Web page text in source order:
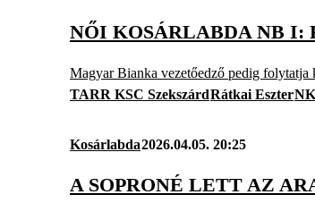
NŐI KOSÁRLABDA NB I:
Magyar Bianka vezetőedző pedig folytatja
TARR KSC SzekszárdRátkai Eszter
Kosárlabda2026.04.05. 20:25
A SOPRONÉ LETT AZ